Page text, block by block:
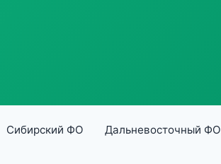
Сибирский ФО Дальневосточный ФО